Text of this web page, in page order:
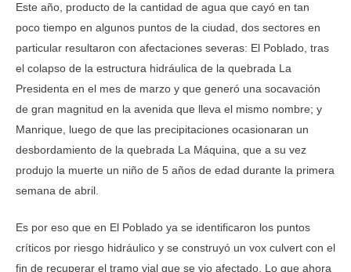
Este año, producto de la cantidad de agua que cayó en tan
poco tiempo en algunos puntos de la ciudad, dos sectores en
particular resultaron con afectaciones severas: El Poblado, tras
el colapso de la estructura hidráulica de la quebrada La
Presidenta en el mes de marzo y que generó una socavación
de gran magnitud en la avenida que lleva el mismo nombre; y
Manrique, luego de que las precipitaciones ocasionaran un
desbordamiento de la quebrada La Máquina, que a su vez
produjo la muerte un niño de 5 años de edad durante la primera
semana de abril.
Es por eso que en El Poblado ya se identificaron los puntos
críticos por riesgo hidráulico y se construyó un vox culvert con el
fin de recuperar el tramo vial que se vio afectado. Lo que ahora